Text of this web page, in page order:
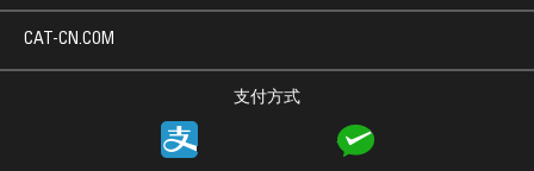
支付方式
CAT-CN.COM